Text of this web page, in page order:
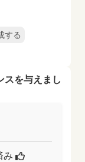
する
スを与えまし
み